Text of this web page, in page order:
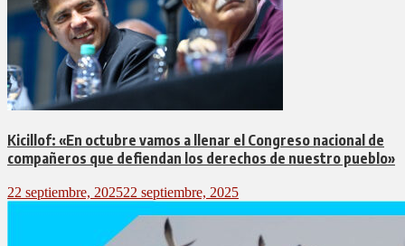
Kicillof: «En octubre vamos a llenar el Congreso nacional de
compañeros que defiendan los derechos de nuestro pueblo»
22 septiembre, 202522 septiembre, 2025